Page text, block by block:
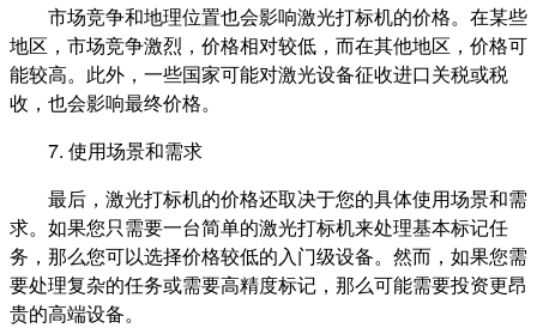
市场竞争和地理位置也会影响激光打标机的价格。在某些
地区，市场竞争激烈，价格相对较低，而在其他地区，价格可
能较高。此外，一些国家可能对激光设备征收进口关税或税
收，也会影响最终价格。
7. 使用场景和需求
最后，激光打标机的价格还取决于您的具体使用场景和需
求。如果您只需要一台简单的激光打标机来处理基本标记任
务，那么您可以选择价格较低的入门级设备。然而，如果您需
要处理复杂的任务或需要高精度标记，那么可能需要投资更昂
贵的高端设备。